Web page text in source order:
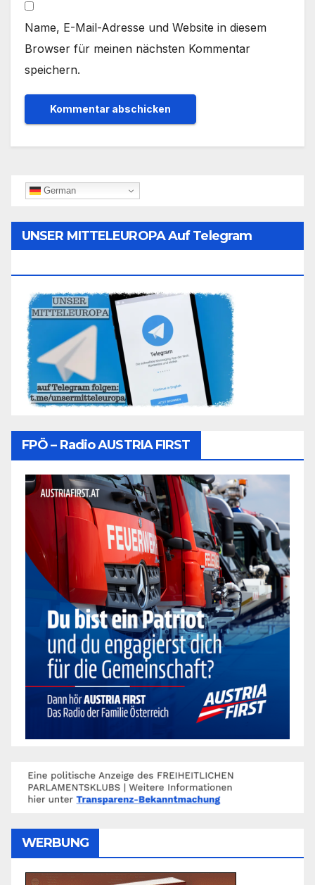
Name, E-Mail-Adresse und Website in diesem
Browser für meinen nächsten Kommentar
speichern.
German
UNSER MITTELEUROPA Auf Telegram
FPÖ – Radio AUSTRIA FIRST
WERBUNG